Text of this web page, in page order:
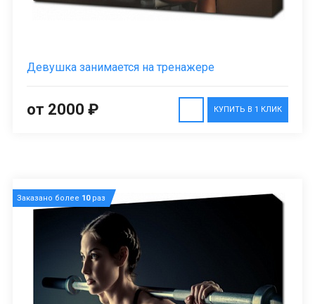
Девушка занимается на тренажере
КУПИТЬ В 1 КЛИК
от 2000 ₽
Заказано более 10раз